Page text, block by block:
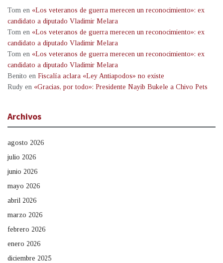
Tom en «Los veteranos de guerra merecen un reconocimiento»: ex
candidato a diputado Vladimir Melara
Tom en «Los veteranos de guerra merecen un reconocimiento»: ex
candidato a diputado Vladimir Melara
Tom en «Los veteranos de guerra merecen un reconocimiento»: ex
candidato a diputado Vladimir Melara
Benito en Fiscalía aclara «Ley Antiapodos» no existe
Rudy en «Gracias, por todo»: Presidente Nayib Bukele a Chivo Pets
Archivos
agosto 2026
julio 2026
junio 2026
mayo 2026
abril 2026
marzo 2026
febrero 2026
enero 2026
diciembre 2025